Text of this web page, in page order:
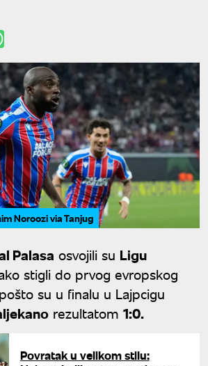
Noroozi via Tanjug
Palasa osvojili su Ligu
stigli do prvog evropskog
su u finalu u Lajpcigu
rezultatom 1:0.
Povratak u velikom stilu: